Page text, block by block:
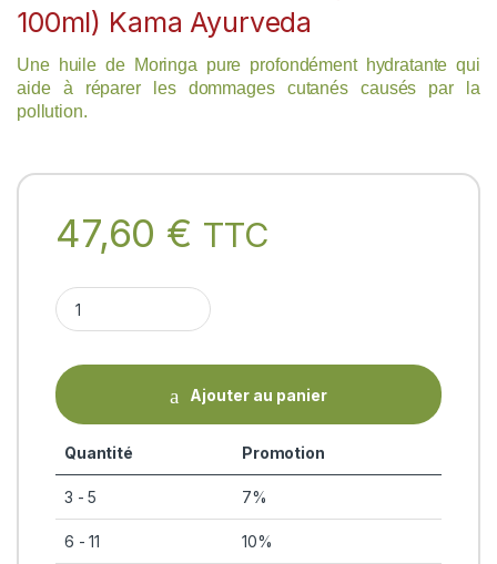
100ml) Kama Ayurveda
Une huile de Moringa pure profondément hydratante qui
aide à réparer les dommages cutanés causés par la
pollution.
47,60 € TTC
ORGANIC MORINGA OIL (flacon 100ml) Kama Ayurveda
Ajouter au panier
Quantité Promotion
3 - 5 7%
6 - 11 10%